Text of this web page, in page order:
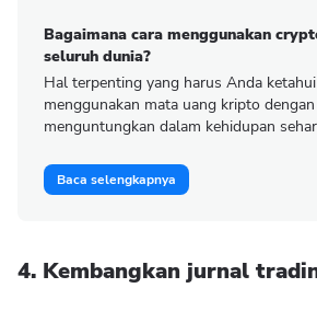
Bagaimana cara menggunakan
seluruh dunia?
Hal terpenting yang harus Anda
menggunakan mata uang kripto
menguntungkan dalam kehidupan
Baca selengkapnya
4. Kembangkan jurnal